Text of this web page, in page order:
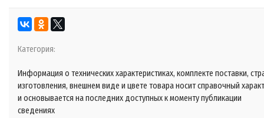
Категория:
Информация о технических характеристиках, комплекте поставки,
изготовления, внешнем виде и цвете товара носит справочный
и основывается на последних доступных к моменту публикации
сведениях